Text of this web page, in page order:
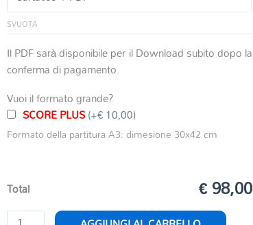
SVUOTA
Il PDF sarà disponibile per il Download subito dopo la
conferma di pagamento.
Vuoi il formato grande?
SCORE PLUS(+€ 10,00)
Formato della partitura A3: dimesione 30x42 cm
Total € 98,00
AIDA